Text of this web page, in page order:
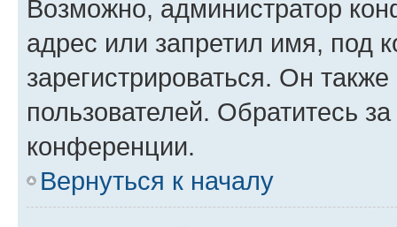
Возможно, администратор
адрес или запретил имя, под
зарегистрироваться. Он
пользователей. Обратитесь
конференции.
Вернуться к началу